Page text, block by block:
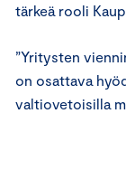
tärkeä rooli
”Yritysten
on osattava
valtiovetoisilla